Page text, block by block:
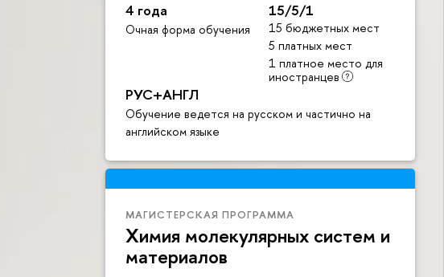
4 года
Очная форма обучения
15/5/1
15 бюджетных мест
5 платных мест
1 платное место для
иностранце
РУС+АНГЛ
Обучение ведется на русском и частично на
английском языке
МАГИСТЕРСКАЯ ПРОГРАММА
Химия молекулярных систем и
материало